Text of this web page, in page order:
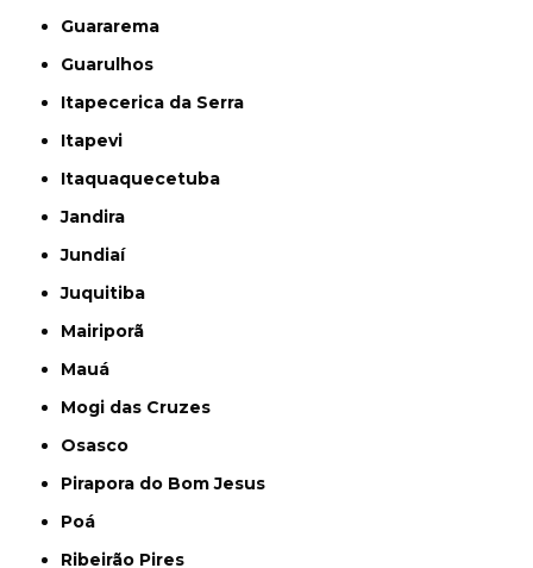
Guararema
Guarulhos
Itapecerica da Serra
Itapevi
Itaquaquecetuba
Jandira
Jundiaí
Juquitiba
Mairiporã
Mauá
Mogi das Cruzes
Osasco
Pirapora do Bom Jesus
Poá
Ribeirão Pires